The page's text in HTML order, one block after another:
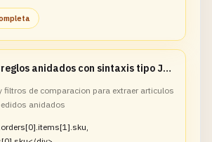
Recorrer arreglos anidados con sintaxis tipo JMESPath
filtros de comparacion para extraer articulos
anidados